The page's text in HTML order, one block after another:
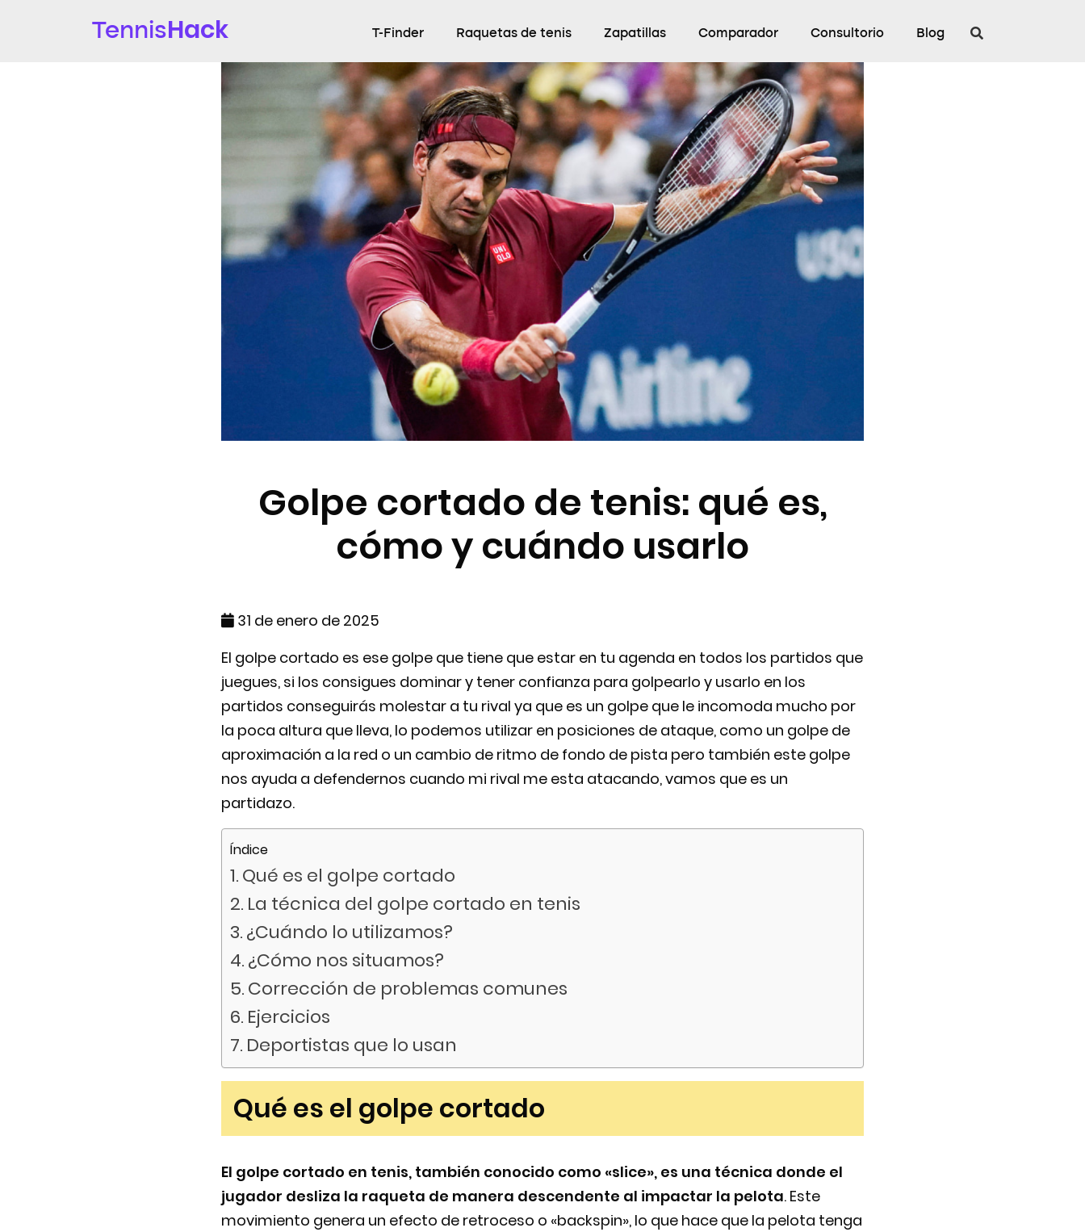
TennisHack T-Finder Raquetas de tenis Zapatillas Comparador Consultorio Blog
Golpe cortado de tenis: qué es,
cómo y cuándo usarlo
31 de enero de 2025
El golpe cortado es ese golpe que tiene que estar en tu agenda en todos los partidos que
juegues, si los consigues dominar y tener confianza para golpearlo y usarlo en los
partidos conseguirás molestar a tu rival ya que es un golpe que le incomoda mucho por
la poca altura que lleva, lo podemos utilizar en posiciones de ataque, como un golpe de
aproximación a la red o un cambio de ritmo de fondo de pista pero también este golpe
nos ayuda a defendernos cuando mi rival me esta atacando, vamos que es un
partidazo.
Índice
Qué es el golpe cortado
La técnica del golpe cortado en tenis
¿Cuándo lo utilizamos?
¿Cómo nos situamos?
Corrección de problemas comunes
Ejercicios
Deportistas que lo usan
Qué es el golpe cortado
El golpe cortado en tenis, también conocido como «slice», es una técnica donde el
jugador desliza la raqueta de manera descendente al impactar la pelota. Este
movimiento genera un efecto de retroceso o «backspin», lo que hace que la pelota tenga